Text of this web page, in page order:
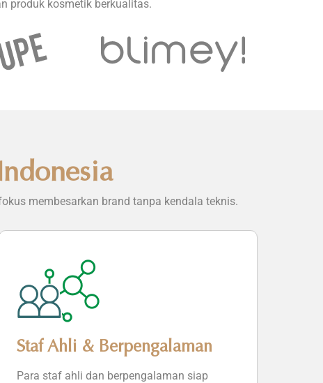
produk kosmetik berkualitas.
membesarkan brand tanpa kendala teknis.
Staf Ahli & Berpengalaman
Para staf ahli dan berpengalaman siap